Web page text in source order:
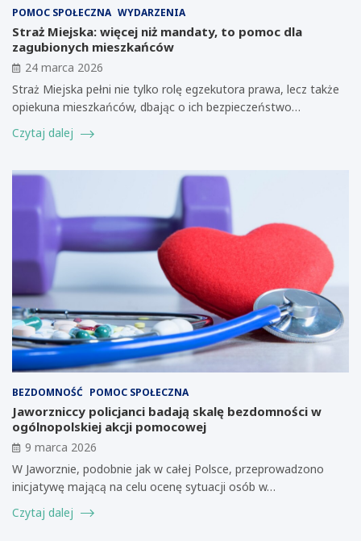
POMOC SPOŁECZNA WYDARZENIA
Straż Miejska: więcej niż mandaty, to pomoc dla
zagubionych mieszkańców
24 marca 2026
Straż Miejska pełni nie tylko rolę egzekutora prawa, lecz także
opiekuna mieszkańców, dbając o ich bezpieczeństwo…
Czytaj dalej
BEZDOMNOŚĆ POMOC SPOŁECZNA
Jaworzniccy policjanci badają skalę bezdomności w
ogólnopolskiej akcji pomocowej
9 marca 2026
W Jaworznie, podobnie jak w całej Polsce, przeprowadzono
inicjatywę mającą na celu ocenę sytuacji osób w…
Czytaj dalej